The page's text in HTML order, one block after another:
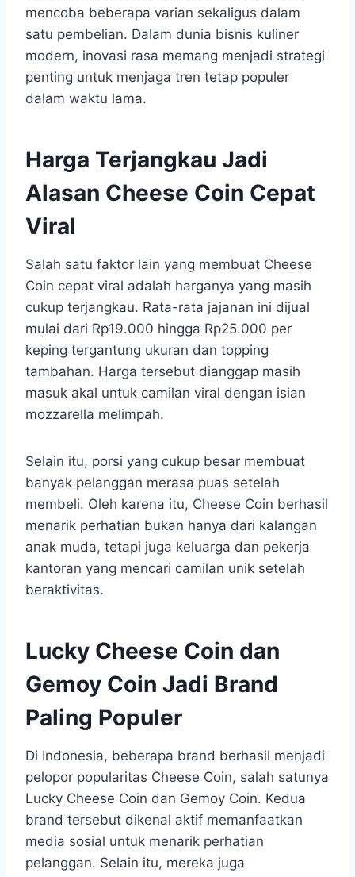
mencoba beberapa varian sekaligus dalam
satu pembelian. Dalam dunia bisnis kuliner
modern, inovasi rasa memang menjadi strategi
penting untuk menjaga tren tetap populer
dalam waktu lama.
Harga Terjangkau Jadi
Alasan Cheese Coin Cepat
Viral
Salah satu faktor lain yang membuat Cheese
Coin cepat viral adalah harganya yang masih
cukup terjangkau. Rata-rata jajanan ini dijual
mulai dari Rp19.000 hingga Rp25.000 per
keping tergantung ukuran dan topping
tambahan. Harga tersebut dianggap masih
masuk akal untuk camilan viral dengan isian
mozzarella melimpah.
Selain itu, porsi yang cukup besar membuat
banyak pelanggan merasa puas setelah
membeli. Oleh karena itu, Cheese Coin berhasil
menarik perhatian bukan hanya dari kalangan
anak muda, tetapi juga keluarga dan pekerja
kantoran yang mencari camilan unik setelah
beraktivitas.
Lucky Cheese Coin dan
Gemoy Coin Jadi Brand
Paling Populer
Di Indonesia, beberapa brand berhasil menjadi
pelopor popularitas Cheese Coin, salah satunya
Lucky Cheese Coin dan Gemoy Coin. Kedua
brand tersebut dikenal aktif memanfaatkan
media sosial untuk menarik perhatian
pelanggan. Selain itu, mereka juga